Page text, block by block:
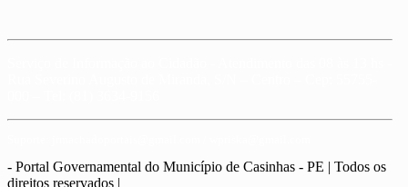
- Portal Governamental do Município de Casinhas - PE | Todos os
direitos reservados |